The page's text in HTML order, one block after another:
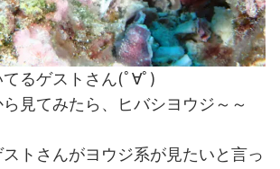
るゲストさん(ﾟ∀ﾟ)
見てみたら、ヒバシヨウジ～～
トさんがヨウジ系が見たいと言っ